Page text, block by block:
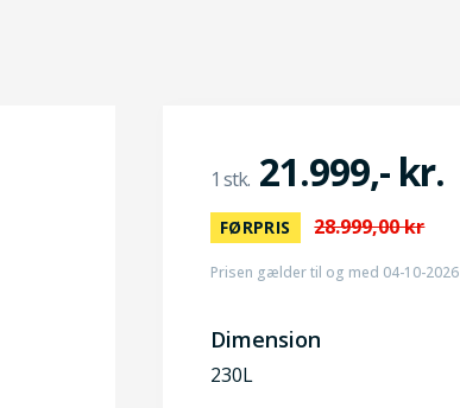
21.999,- kr.
FØRPRIS 28.999,00 kr
Prisen gælder til og med 04-10-2026
Dimension
230L